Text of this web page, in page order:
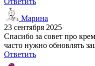
Марина
23 сентября 2025
Спасибо за совет про
часто нужно обновлять
Ответить